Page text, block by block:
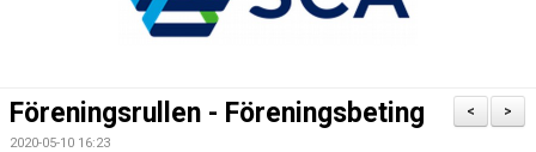
KALENDER
>
<
Föreningsrullen - Föreningsbeting
2020-05-10 16:23